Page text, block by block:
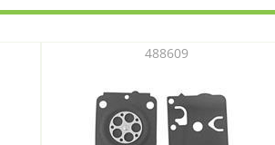
488609